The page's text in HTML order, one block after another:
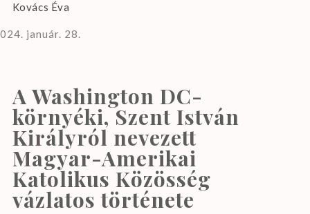
Kovács Éva
január. 28.
A Washington DC-
környéki, Szent István
Királyról nevezett
Magyar-Amerikai
Katolikus Közösség
vázlatos története